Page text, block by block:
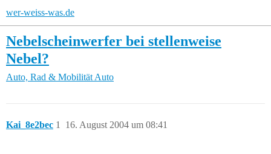
wer-weiss-was.de
Nebelscheinwerfer bei stellenweise
Nebel?
Auto, Rad & Mobilität Auto
Kai_8e2bec 16. August 2004 um 08:41
1